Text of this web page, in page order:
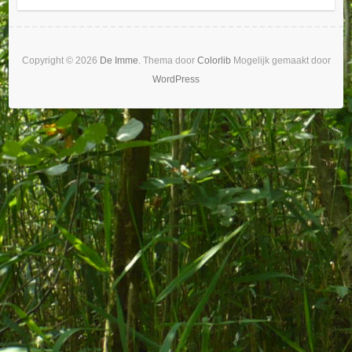
Copyright © 2026 De Imme. Thema door Colorlib Mogelijk gemaakt door
WordPress